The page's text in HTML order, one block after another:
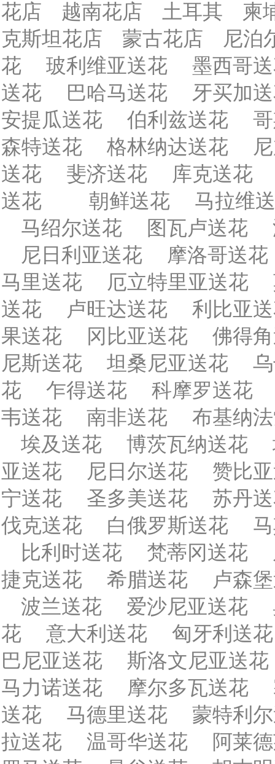
花店
越南花店 土耳其
柬
克斯坦花店
蒙古花店
尼泊
花
玻利维亚送花
墨西哥
送花
巴哈马送花
牙买加
安提瓜送花
伯利兹送花
森特送花
格林纳达送花
送花
斐济送花
库克送花
送花
朝鲜送花
马拉维
马绍尔送花
图瓦卢送花
尼日利亚送花
摩洛哥送花
马里送花
厄立特里亚送花
送花
卢旺达送花
利比亚
果送花
冈比亚送花
佛得
尼斯送花
坦桑尼亚送花
花
乍得送花
科摩罗送花
韦送花
南非送花
布基纳
埃及送花
博茨瓦纳送花
亚送花
尼日尔送花
赞比
宁送花
圣多美送花
苏丹
伐克送花
白俄罗斯送花
比利时送花
梵蒂冈送花
捷克送花
希腊送花
卢森
波兰送花
爱沙尼亚送花
花
意大利送花
匈牙利送花
巴尼亚送花
斯洛文尼亚送花
马力诺送花
摩尔多瓦送花
送花
马德里送花
蒙特利
拉送花
温哥华送花
阿莱